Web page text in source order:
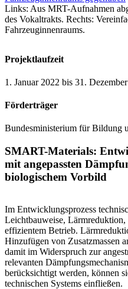
Links: Aus MRT-Aufnahmen
des Vokaltrakts. Rechts:
Fahrzeuginnenraums.
Projektlaufzeit
1. Januar 2022 bis 31.
Förderträger
Bundesministerium für Bildung
SMART-Materials:
mit angepassten
biologischem Vorbild
Im Entwicklungsprozess
Leichtbauweise,
effizientem Betrieb.
Hinzufügen von Zusatzmassen
damit im Widerspruch zur
relevanten
berücksichtigt werden, können
technischen Systems einfließen.